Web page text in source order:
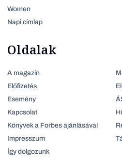
Women
Napi címlap
Oldalak
A magazin
Előfizetés
Esemény
Kapcsolat
Könyvek a Forbes ajánlásával
Impresszum
Így dolgozunk